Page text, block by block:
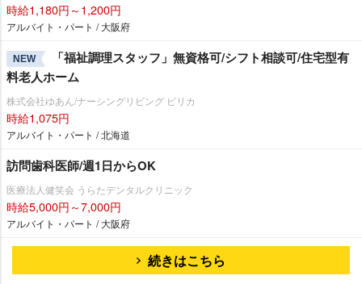
時給1,180円～1,200円
アルバイト・パート / 大阪府
NEW
「福祉調理スタッフ」無資格可/シフト相談可/住宅型有
料老人ホーム
株式会社ゆあん/ナーシングリビング ピリカ
時給1,075円
アルバイト・パート / 北海道
訪問歯科医師/週1日からOK
医療法人健笑会 うらたデンタルクリニック
時給5,000円～7,000円
アルバイト・パート / 大阪府
続きはこちら